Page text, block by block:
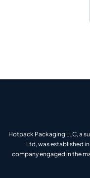
Hotpack Packaging LLC, a
Ltd, was established
company engaged in the